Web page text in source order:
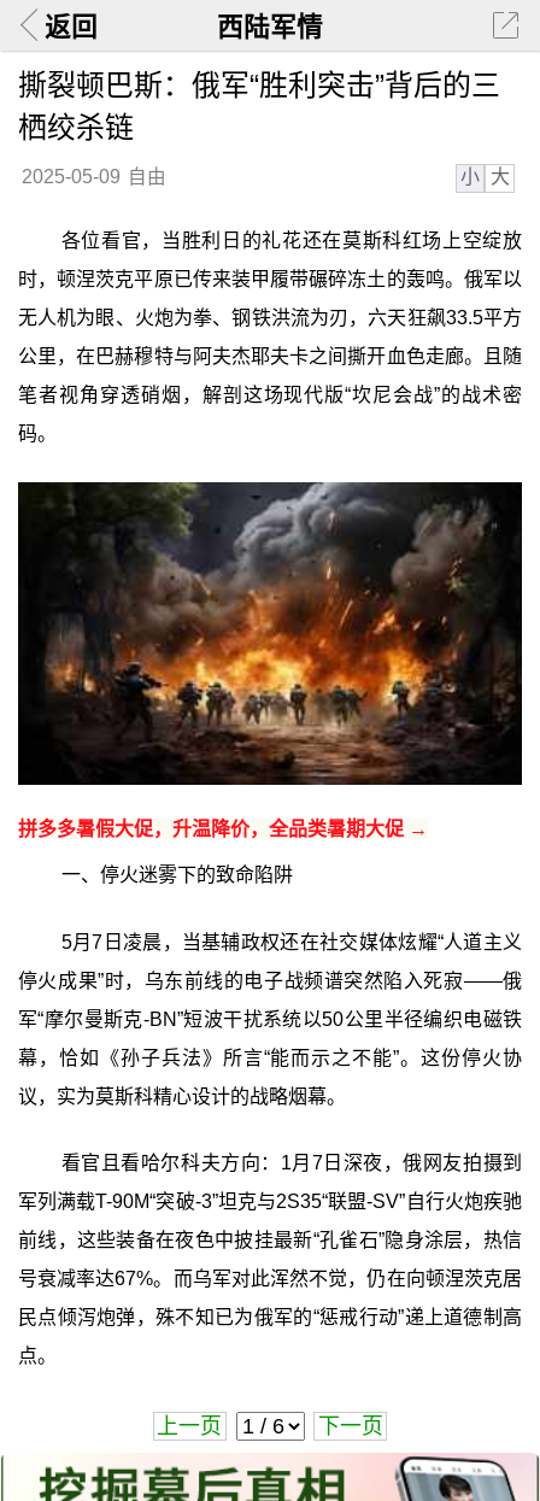
返回 西陆军情
撕裂顿巴斯：俄军“胜利突击”背后的三
栖绞杀链
2025-05-09 自由 小 大
各位看官，当胜利日的礼花还在莫斯科红场上空绽放
时，顿涅茨克平原已传来装甲履带碾碎冻土的轰鸣。俄军以
无人机为眼、火炮为拳、钢铁洪流为刃，六天狂飙33.5平方
公里，在巴赫穆特与阿夫杰耶夫卡之间撕开血色走廊。且随
笔者视角穿透硝烟，解剖这场现代版“坎尼会战”的战术密
码。
拼多多暑假大促，升温降价，全品类暑期大促 →
一、停火迷雾下的致命陷阱
5月7日凌晨，当基辅政权还在社交媒体炫耀“人道主义
停火成果”时，乌东前线的电子战频谱突然陷入死寂——俄
军“摩尔曼斯克-BN”短波干扰系统以50公里半径编织电磁铁
幕，恰如《孙子兵法》所言“能而示之不能”。这份停火协
议，实为莫斯科精心设计的战略烟幕。
看官且看哈尔科夫方向：1月7日深夜，俄网友拍摄到
军列满载T-90M“突破-3”坦克与2S35“联盟-SV”自行火炮疾驰
前线，这些装备在夜色中披挂最新“孔雀石”隐身涂层，热信
号衰减率达67%。而乌军对此浑然不觉，仍在向顿涅茨克居
民点倾泻炮弹，殊不知已为俄军的“惩戒行动”递上道德制高
点。
上一页 下一页